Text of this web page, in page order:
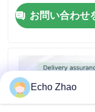
ニュース
事件
見積もりを依頼
NDR、PCIe 5.0
パースケールワ
ード向けのハー
ージ
お問い合わせ
Echo Zhao